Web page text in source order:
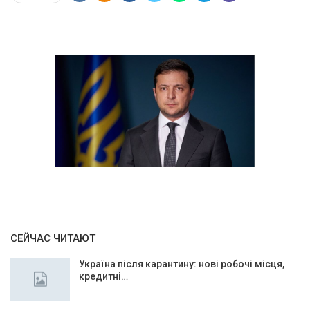
СЕЙЧАС ЧИТАЮТ
Україна після карантину: нові робочі місця,
кредитні…